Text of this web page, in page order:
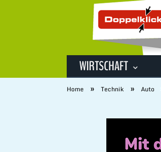
WIRTSCHAFT
Home » Technik » Auto